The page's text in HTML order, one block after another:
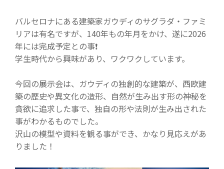
バルセロナにある建築家ガウディのサグラダ・ファミ
リアは有名ですが、140年もの年月をかけ、遂に2026
年には完成予定との事❗️
学生時代から興味があり、ワクワクしています。
今回の展示会は、ガウディの独創的な建築が、西欧建
築の歴史や異文化の造形、自然が生み出す形の神秘を
貪欲に追求した事で、独自の形や法則が生み出された
事がわかるものでした。
沢山の模型や資料を観る事ができ、かなり見応えがあ
りました！